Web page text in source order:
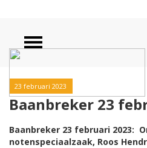
23 februari 2023
Baanbreker 23
Baanbreker 23 februari 2023:
notenspeciaalzaak, Roos